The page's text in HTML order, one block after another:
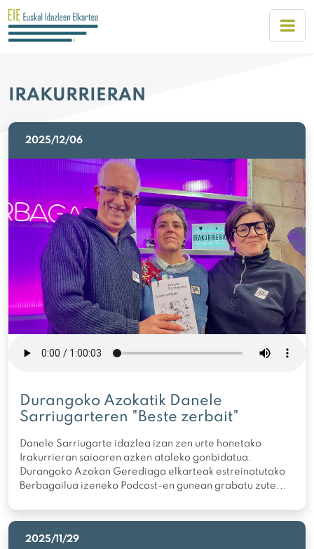
IRAKURRIERAN
2025/12/06
Durangoko Azokatik Danele
Sarriugarteren "Beste zerbait"
Danele Sarriugarte idazlea izan zen urte honetako
Irakurrieran saioaren azken ataleko gonbidatua.
Durangoko Azokan Gerediaga elkarteak estreinatutako
Berbagailua izeneko Podcast-en gunean grabatu zute...
2025/11/29